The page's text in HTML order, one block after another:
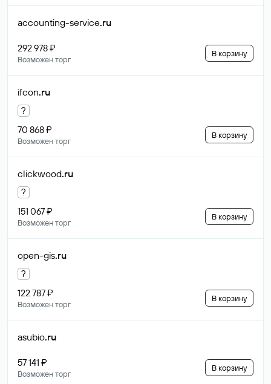
accounting-service.ru
292 978 ₽
Возможен торг
В корзину
ifcon.ru
?
70 868 ₽
Возможен торг
В корзину
clickwood.ru
?
151 067 ₽
Возможен торг
В корзину
open-gis.ru
?
122 787 ₽
Возможен торг
В корзину
asubio.ru
57 141 ₽
Возможен торг
В корзину